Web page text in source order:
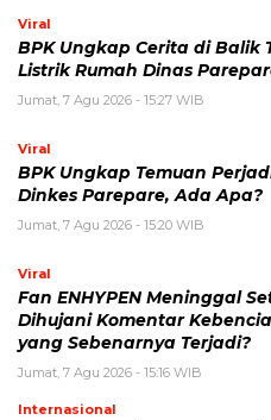
Viral
BPK Ungkap Cerita di Balik
Listrik Rumah Dinas
Jumat, 7 Agu 2026 - 15:27 WIB
Viral
BPK Ungkap Temuan
Dinkes Parepare, Ada Apa?
Jumat, 7 Agu 2026 - 15:20 WIB
Viral
Fan ENHYPEN Meninggal
Dihujani Komentar
yang Sebenarnya Terjadi?
Jumat, 7 Agu 2026 - 15:16 WIB
Internasional